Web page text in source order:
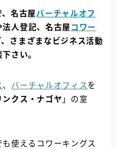
名古屋バーチャルオフ
人登記、名古屋 コワー
さまざまなビジネス活動
さい。
、 バーチャルオフィス を
ンクス・ナゴヤ 」の室
使えるコワーキングス